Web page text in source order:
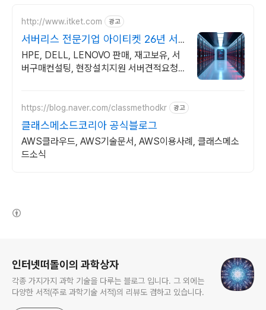
http://www.itket.com 광고
서버리스 전문기업 아이티켓 26년 서
버전문,현장설치지원
HPE, DELL, LENOVO 판매, 재고보유, 서
버구매컨설팅, 현장설치지원 서버견적요청
https://blog.naver.com/classmethodkr 광고
클래스메소드코리아 공식블로그
AWS클라우드, AWS기술문서, AWS이용사례, 클래스메소
드소식
인터넷떠돌이의 과학상자
각종 가지가지 과학 기술을 다루는 블로그 입니다. 그 외에는
다양한 서적(주로 과학기술 서적)의 리뷰도 겸하고 있습니다.